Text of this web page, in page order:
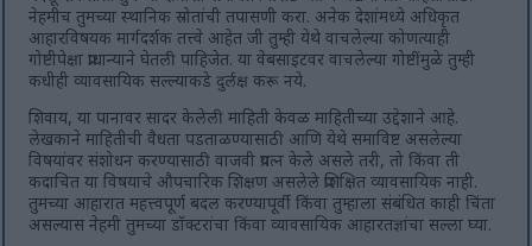
नेहमीच तुमच्या स्थानिक स्रोतांची तपासणी करा. अनेक देशांमध्ये अधिकृत
आहारविषयक मार्गदर्शक तत्त्वे आहेत जी तुम्ही येथे वाचलेल्या कोणत्याही
गोष्टीपेक्षा प्राधान्याने घेतली पाहिजेत. या वेबसाइटवर वाचलेल्या गोष्टींमुळे तुम्ही
कधीही व्यावसायिक सल्ल्याकडे दुर्लक्ष करू नये.
शिवाय, या पानावर सादर केलेली माहिती केवळ माहितीच्या उद्देशाने आहे.
लेखकाने माहितीची वैधता पडताळण्यासाठी आणि येथे समाविष्ट असलेल्या
विषयांवर संशोधन करण्यासाठी वाजवी प्रयत्न केले असले तरी, तो किंवा ती
कदाचित या विषयाचे औपचारिक शिक्षण असलेले प्रशिक्षित व्यावसायिक नाही.
तुमच्या आहारात महत्त्वपूर्ण बदल करण्यापूर्वी किंवा तुम्हाला संबंधित काही चिंता
असल्यास नेहमी तुमच्या डॉक्टरांचा किंवा व्यावसायिक आहारतज्ञांचा सल्ला घ्या.